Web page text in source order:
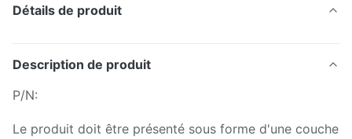
Détails de produit
Description de produit
P/N:
Le produit doit être présenté sous forme d'une couche